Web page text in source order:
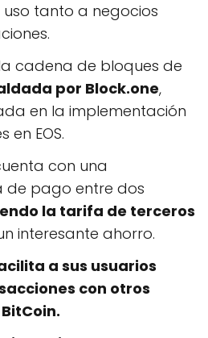
uso tanto a negocios
cadena de bloques de
por Block.one,
en la implementación
en EOS.
con una
de pago entre dos
la tarifa de terceros
interesante ahorro.
a sus usuarios
con otros